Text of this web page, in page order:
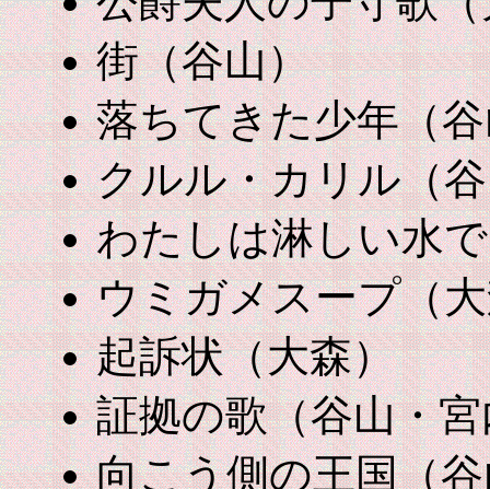
街（谷山）
落ちてきた少年（
クルル・カリル（
わたしは淋しい水
ウミガメスープ（
起訴状（大森）
証拠の歌（谷山・
向こう側の王国（